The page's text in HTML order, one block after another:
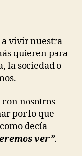
a vivir nuestra
quieren para
la sociedad o
nosotros
por lo que
decía
ver”.